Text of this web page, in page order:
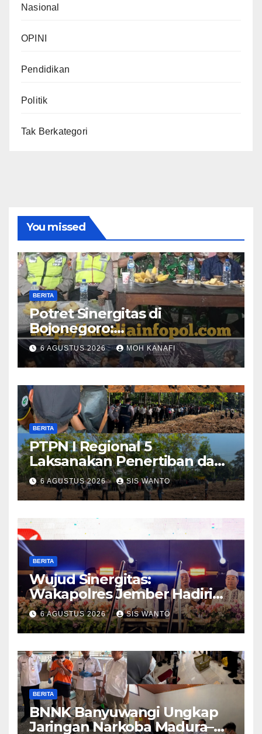
Nasional
OPINI
Pendidikan
Politik
Tak Berkategori
You missed
BERITA
​Potret Sinergitas di
Bojonegoro:
Bhabinkamtibmas dan
Babinsa Hadir Lecehkan
Sekat, Amankan Pesta
Warga
6 AGUSTUS 2026 MOH KANAFI
BERITA
PTPN I Regional 5
Laksanakan Penertiban dan
Pengamanan Aset
Perusahaan di Kebun
Mumbul dan Kebun
Glantangan
6 AGUSTUS 2026 SIS WANTO
BERITA
Wujud Sinergitas:
Wakapolres Jember Hadiri
Sholawat & Doa Sambut HUT
RI ke-81
6 AGUSTUS 2026 SIS WANTO
BERITA
BNNK Banyuwangi Ungkap
Jaringan Narkoba Madura–